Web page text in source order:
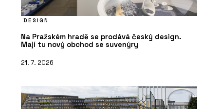
DESIGN
Na Pražském hradě se prodává český design.
Mají tu nový obchod se suvenýry
21. 7. 2026